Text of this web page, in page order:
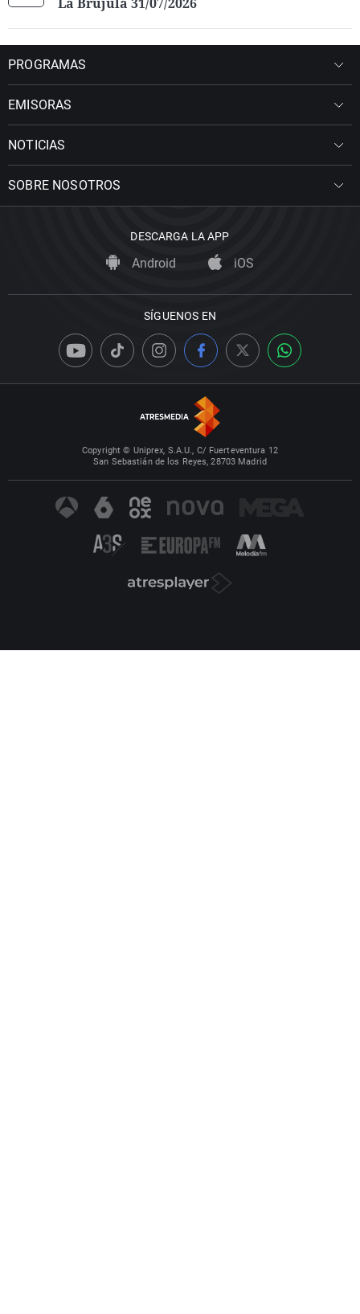
PROGRAMAS
EMISORAS
NOTICIAS
SOBRE NOSOTROS
DESCARGA LA APP
Android iOS
SÍGUENOS EN
Copyright © Uniprex, S.A.U., C/ Fuerteventura 12
San Sebastián de los Reyes, 28703 Madrid